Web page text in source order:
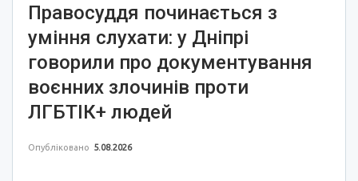
Правосуддя починається з
уміння слухати: у Дніпрі
говорили про документування
воєнних злочинів проти
ЛГБТІК+ людей
Опубліковано 5.08.2026